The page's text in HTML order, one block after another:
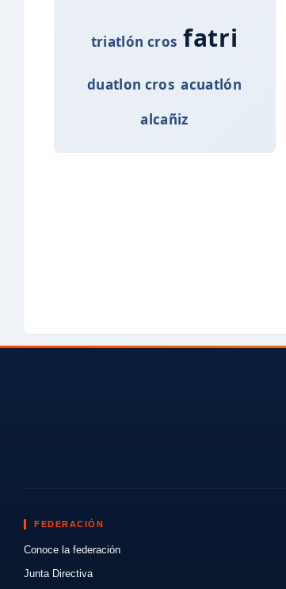
triatlón cros fatri
duatlon cros acuatlón
alcañiz
FEDERACIÓN
Conoce la federación
Junta Directiva